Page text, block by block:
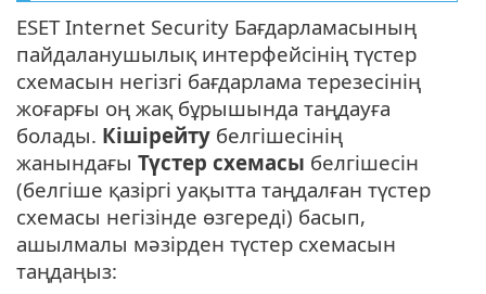
ESET Internet Security Бағдарламасының
пайдаланушылық интерфейсінің түстер
схемасын негізгі бағдарлама терезесінің
жоғарғы оң жақ бұрышында таңдауға
болады. Кішірейту белгішесінің
жанындағы Түстер схемасы белгішесін
(белгіше қазіргі уақытта таңдалған түстер
схемасы негізінде өзгереді) басып,
ашылмалы мәзірден түстер схемасын
таңдаңыз: